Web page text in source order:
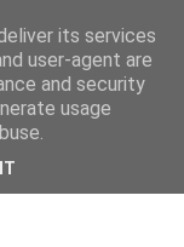
its services
user-agent are
and security
usage